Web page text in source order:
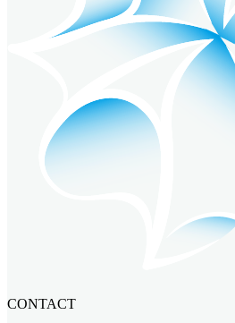
CONTACT